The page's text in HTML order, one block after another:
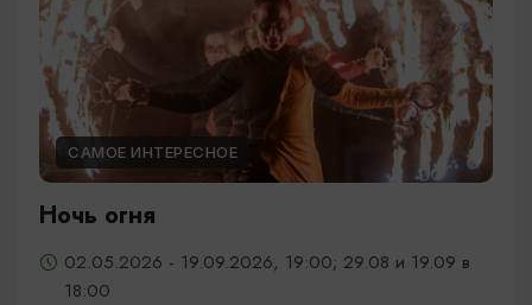
САМОЕ ИНТЕРЕСНОЕ
Ночь огня
02.05.2026 - 19.09.2026, 19:00; 29.08 и 19.09 в
18:00